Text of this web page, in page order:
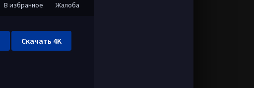
В избранное Жалоба
Скачать 4K